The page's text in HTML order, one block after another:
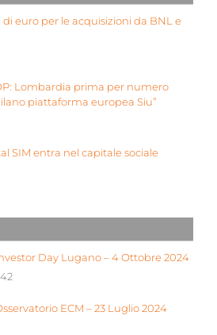
euro per le acquisizioni da BNL e
Lombardia prima per numero
piattaforma europea Siu”
SIM entra nel capitale sociale
Day Lugano – 4 Ottobre 2024
ECM – 23 Luglio 2024